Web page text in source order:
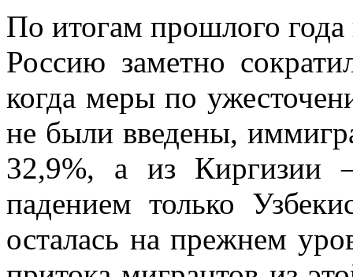
По итогам прошлого
Россию заметно
когда меры по
не были введены,
32,9%, а из Киргизии
падением только
осталась на прежнем